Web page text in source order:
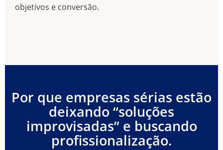
objetivos e conversão.
Por que empresas sérias estão
deixando “soluções
improvisadas” e buscando
profissionalização.